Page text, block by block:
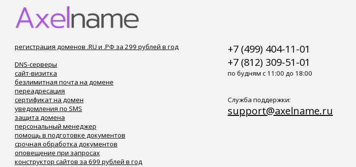
регистрация доменов .RU и .РФ за 299 рублей в год
DNS-серверы
сайт-визитка
безлимитная почта на домене
переадресация
сертификат на домен
уведомления по SMS
защита домена
персональный менеджер
помощь в подготовке документов
срочная обработка документов
оповещение при запросах
конструктор сайтов за 699 рублей в год
+7 (499) 404-11-01
+7 (812) 309-51-01
по будням с 11:00 до 18:00
Служба поддержки:
support@axelname.ru